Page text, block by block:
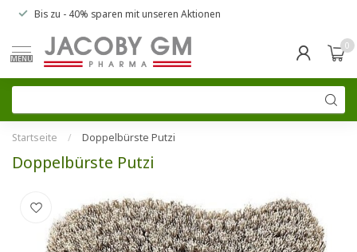
Bis zu - 40% sparen mit unseren Aktionen
MENU
0
Startseite / Doppelbürste Putzi
Doppelbürste Putzi